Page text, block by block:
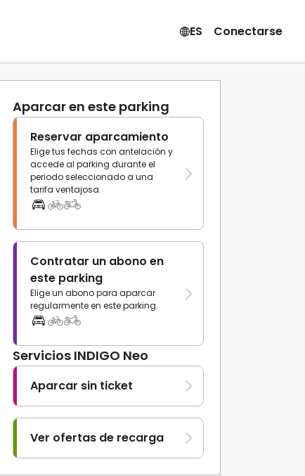
ES Conectarse
Aparcar en este parking
Reservar aparcamiento
Elige tus fechas con antelación y
accede al parking durante el
periodo seleccionado a una
tarifa ventajosa.
Contratar un abono en
este parking
Elige un abono para aparcar
regularmente en este parking.
Servicios INDIGO Neo
Aparcar sin ticket
Ver ofertas de recarga